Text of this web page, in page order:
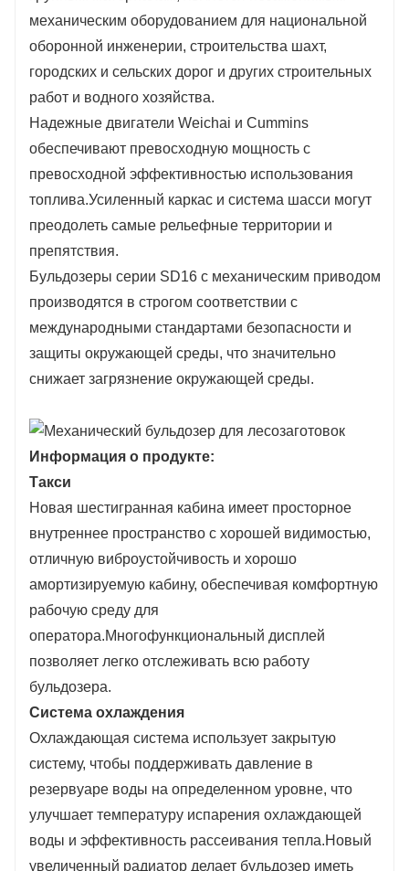
механическим оборудованием для национальной
оборонной инженерии, строительства шахт,
городских и сельских дорог и других строительных
работ и водного хозяйства.
Надежные двигатели Weichai и Cummins
обеспечивают превосходную мощность с
превосходной эффективностью использования
топлива.Усиленный каркас и система шасси могут
преодолеть самые рельефные территории и
препятствия.
Бульдозеры серии SD16 с механическим приводом
производятся в строгом соответствии с
международными стандартами безопасности и
защиты окружающей среды, что значительно
снижает загрязнение окружающей среды.
Информация о продукте:
Такси
Новая шестигранная кабина имеет просторное
внутреннее пространство с хорошей видимостью,
отличную виброустойчивость и хорошо
амортизируемую кабину, обеспечивая комфортную
рабочую среду для
оператора.Многофункциональный дисплей
позволяет легко отслеживать всю работу
бульдозера.
Система охлаждения
Охлаждающая система использует закрытую
систему, чтобы поддерживать давление в
резервуаре воды на определенном уровне, что
улучшает температуру испарения охлаждающей
воды и эффективность рассеивания тепла.Новый
увеличенный радиатор делает бульдозер иметь